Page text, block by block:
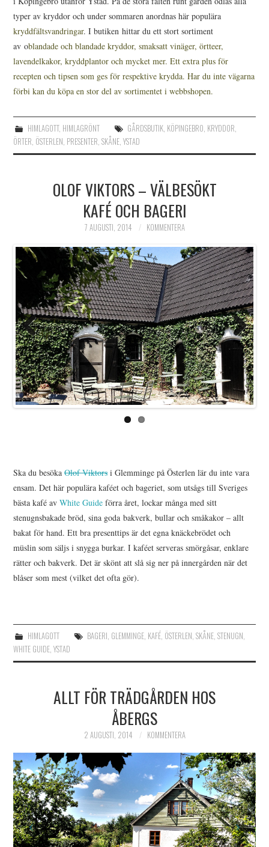
typer av kryddor och under sommaren anordnas här populära
kryddfältsvandringar. I butiken hittar du ett stort sortiment
av oblandade och blandade kryddor, smaksatt vinäger, örtteer,
lavendelkakor, kryddplantor och mycket mer. Ett extra plus för
recepten och tipsen som ges för respektive krydda. Har du inte vägarna
förbi kan du köpa en stor del av sortimentet i webbshopen.
HIMLAGOTT, HIMLAGRÖNT GÅRDSBUTIK, KÖPINGEBRO KRYDDOR
ÖRTER ÖSTERLEN PRESENTER ,SKÅNE ,YSTAD
OLOF VIKTORS – VÄLBESÖKT
KAFÉ OCH BAGERI
7 AUGUSTI, 2014 KOMMENTERA
Previo
us
Next
Ska du besökaOlof Viktorsi Glemminge på Österlen lär du inte vara
ensam. Det här populära kaféet och bageriet, som utsågs till Sveriges
bästa kafé avWhite Guide förra året, lockar många med sitt
stenugnsbakade bröd, sina goda bakverk, bullar och småkakor – allt
bakat för hand. Ett bra presenttips är det egna knäckebrödet och
müslin som säljs i snygga burkar. I kaféet serveras smörgåsar, enklare
rätter och bakverk. Det är skönt att slå sig ner på innergården när det
blåser som mest (vilket det ofta gör).
HIMLAGOTT BAGERI, GLEMMINGE, KAFÉ, ÖSTERLEN, SKÅNE, STENUGN,
WHITE GUIDE,YSTAD
ALLT FÖR TRÄDGÅRDEN HOS
ÅBERGS
2 AUGUSTI, 2014 KOMMENTERA